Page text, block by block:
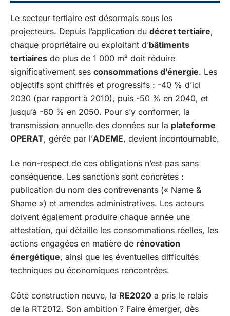
Le secteur tertiaire est désormais sous les
projecteurs. Depuis l’application du décret tertiaire,
chaque propriétaire ou exploitant d’bâtiments
tertiaires de plus de 1 000 m² doit réduire
significativement ses consommations d’énergie. Les
objectifs sont chiffrés et progressifs : -40 % d’ici
2030 (par rapport à 2010), puis -50 % en 2040, et
jusqu’à -60 % en 2050. Pour s’y conformer, la
transmission annuelle des données sur la plateforme
OPERAT, gérée par l’ADEME, devient incontournable.
Le non-respect de ces obligations n’est pas sans
conséquence. Les sanctions sont concrètes :
publication du nom des contrevenants (« Name &
Shame ») et amendes administratives. Les acteurs
doivent également produire chaque année une
attestation, qui détaille les consommations réelles, les
actions engagées en matière de rénovation
énergétique, ainsi que les éventuelles difficultés
techniques ou économiques rencontrées.
Côté construction neuve, la RE2020 a pris le relais
de la RT2012. Son ambition ? Faire émerger, dès